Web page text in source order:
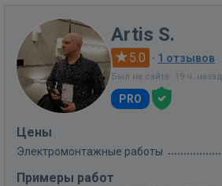
Artis S.
5.0 · 1 отзывов
Был на сайте: 19 ч. назад
PRO
Цены
Электромонтажные работы
Примеры работ